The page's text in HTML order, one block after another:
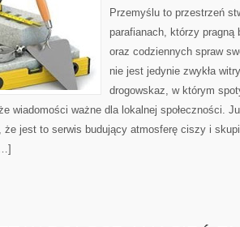
Przemyślu to przestrzeń
parafianach, którzy pragną
oraz codziennych spraw
nie jest jedynie zwykła
drogowskaz, w którym
wiadomości ważne dla lokalnej społeczności.
że jest to serwis budujący atmosferę ciszy i